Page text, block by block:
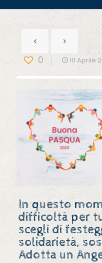
0 10 Aprile
In questo
difficoltà per
scegli di
solidarietà,
Adotta un